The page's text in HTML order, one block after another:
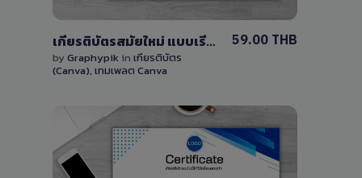
เกียรติบัตรสมัยใหม่ แบบเรียบง่ายสีสันสดใส แก้ไขได้ด้วย Canva เวอร์ชั่นฟรี
by Graphypik in เกียรติบัตร
(Canva), เทมเพลต Canva
59.00 THB
View Details